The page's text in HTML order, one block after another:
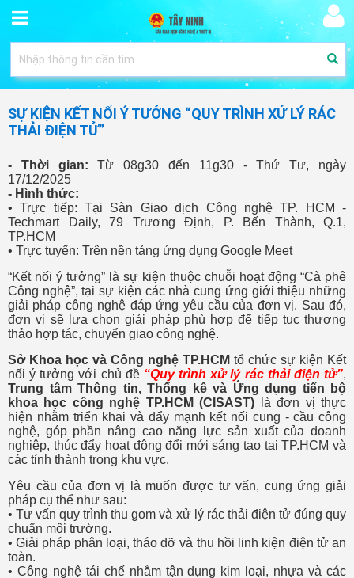
SỰ KIỆN KẾT NỐI Ý TƯỞNG “QUY TRÌNH XỬ LÝ RÁC
THẢI ĐIỆN TỬ”
- Thời gian:
Từ 08g30 đến 11g30 - Thứ Tư, ngày
17/12/2025
- Hình thức:
• Trực tiếp: Tại Sàn Giao dịch Công nghệ TP. HCM -
Techmart Daily, 79 Trương Định, P. Bến Thành, Q.1,
TP.HCM
• Trực tuyến: Trên nền tảng ứng dụng Google Meet
“Kết nối ý tưởng” là sự kiện thuộc chuỗi hoạt động “Cà phê
Công nghệ”, tại sự kiện các nhà cung ứng giới thiệu những
giải pháp công nghệ đáp ứng yêu cầu của đơn vị. Sau đó,
đơn vị sẽ lựa chọn giải pháp phù hợp để tiếp tục thương
thảo hợp tác, chuyển giao công nghệ.
Sở Khoa học và Công nghệ TP.HCM tổ chức sự kiện Kết
nối ý tưởng với chủ đề “Quy trình xử lý rác thải điện tử”,
Trung tâm Thông tin, Thống kê và Ứng dụng tiến bộ
khoa học công nghệ TP.HCM (CISAST) là đơn vị thực
hiện nhằm triển khai và đẩy mạnh kết nối cung - cầu công
nghệ, góp phần nâng cao năng lực sản xuất của doanh
nghiệp, thúc đẩy hoạt động đổi mới sáng tạo tại TP.HCM và
các tỉnh thành trong khu vực.
Yêu cầu của đơn vị là muốn được tư vấn, cung ứng giải
pháp cụ thể như sau:
• Tư vấn quy trình thu gom và xử lý rác thải điện tử đúng quy
chuẩn môi trường.
• Giải pháp phân loại, tháo dỡ và thu hồi linh kiện điện tử an
toàn.
• Công nghệ tái chế nhằm tận dụng kim loại, nhựa và các